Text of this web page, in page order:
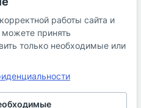
работы сайта и
принять
только необходимые или